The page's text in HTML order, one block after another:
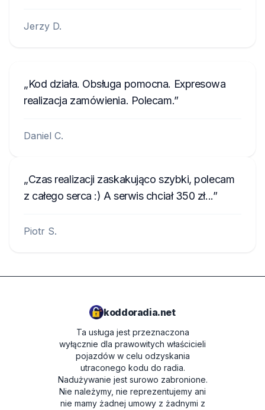
Jerzy D.
Kod działa. Obsługa pomocna. Expresowa
realizacja zamówienia. Polecam.
Daniel C.
Czas realizacji zaskakująco szybki, polecam
z całego serca :) A serwis chciał 350 zł...
Piotr S.
koddoradia.net
Ta usługa jest przeznaczona
wyłącznie dla prawowitych właścicieli
pojazdów w celu odzyskania
utraconego kodu do radia.
Nadużywanie jest surowo zabronione.
Nie należymy, nie reprezentujemy ani
nie mamy żadnej umowy z żadnymi z